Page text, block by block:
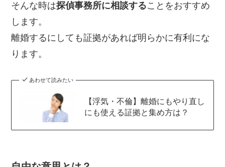
そんな時は探偵事務所に相談することをおすすめ
します。
離婚するにしても証拠があれば明らかに有利にな
ります。
あわせて読みたい
【浮気・不倫】離婚にもやり直し
にも使える証拠と集め方は？